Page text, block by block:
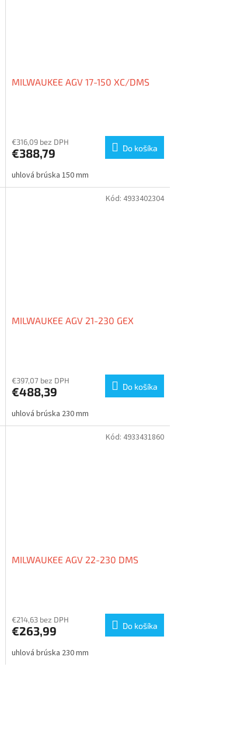
MILWAUKEE AGV 17-150 XC/DMS
produktu
je
z
5
€316,09 bez DPH
€388,79 Do košíka
uhlová brúska 150 mm
MILWAUKEE AGV 21-230 GEX
€397,07 bez DPH
€488,39 Do košíka
uhlová brúska 230 mm
Kód: 4933402304
MILWAUKEE AGV 22-230 DMS
€214,63 bez DPH
€263,99 Do košíka
uhlová brúska 230 mm
Kód: 4933431860